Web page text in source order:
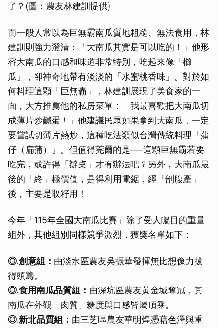
了？(圖：農友林建訓提供)
而一般人常以為巨無霸南瓜質地粗糙、無法食用，林
建訓則強力澄清：「大南瓜其實是可以吃的！」他形
容大南瓜的口感和味道非常特別，吃起來像「櫛
瓜」，卻神奇地帶有淡淡的「水蜜桃香味」。對於如
何料理這顆「巨無霸」，林建訓展現了美食家的一
面，大方推薦他的私房菜單：「我最喜歡把大南瓜切
成薄片炒鹹蛋！」他建議民眾如果拿到大南瓜，一定
要嘗試切薄片熱炒，這種吃法類似台灣傳統料理「蒲
仔（扁蒲）」。但值得莞爾的是──這顆巨無霸若要
吃完，或許得「辦桌」才有辦法吧？另外，大南瓜最
後的「終」極價值，是得利用電鋸，經「剖腹產」
後，主要是取籽用！
今年「115年全國大南瓜比賽」除了受人矚目的重量
組外，其他組別同樣競爭激烈，獲獎名單如下：
◎.創意組： 由淡水區農友吳振華發揮無比想像力拔
得頭籌。
◎.食用南瓜品質組： 由深坑區農友黃金城奪冠，其
南瓜在外觀、肉質、糖度與口感皆屬頂乘。
◎.新北品質組： 由三芝區農友華明煌憑藉色澤與重